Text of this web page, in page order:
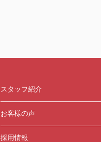
スタッフ紹介
お客様の声
採用情報